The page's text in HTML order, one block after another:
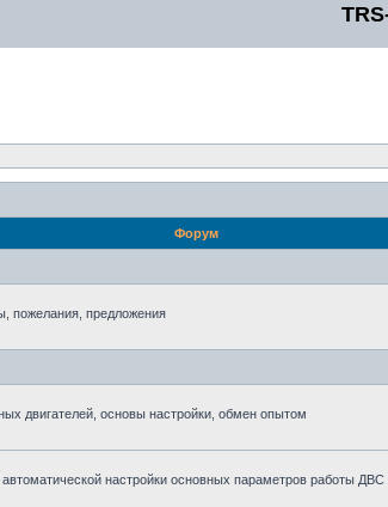
Форум
пожелания, предложения
двигателей, основы настройки, обмен опытом
настройки основных параметров работы